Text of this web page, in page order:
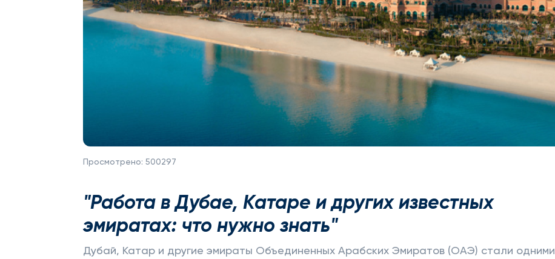
Просмотрено: 500297
"Работа в Дубае, Катаре и других известных
эмиратах: что нужно знать"
Дубай, Катар и другие эмираты Объединенных Арабских Эмиратов (ОАЭ) стали одними